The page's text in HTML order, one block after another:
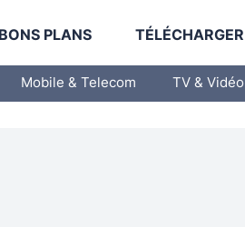
BONS PLANS TÉLÉCHARGER
Mobile & Telecom TV & Vidéo